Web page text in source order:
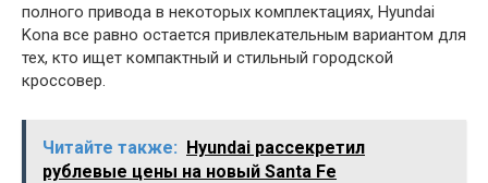
полного привода в некоторых комплектациях, Hyundai
Kona все равно остается привлекательным вариантом для
тех, кто ищет компактный и стильный городской
кроссовер.
Читайте также: Hyundai рассекретил
рублевые цены на новый Santa Fe